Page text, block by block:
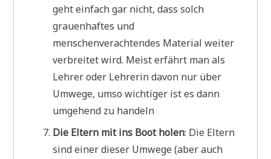
geht einfach gar nicht, dass solch
grauenhaftes und
menschenverachtendes Material weiter
verbreitet wird. Meist erfährt man als
Lehrer oder Lehrerin davon nur über
Umwege, umso wichtiger ist es dann
umgehend zu handeln
Die Eltern mit ins Boot holen: Die Eltern
sind einer dieser Umwege (aber auch